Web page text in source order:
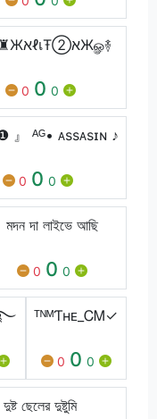
รℱΣ♜ЖאℓเŦ➁אЖௐ࿈
0 0 0
』 ᴬᴳ• ᴀssᴀsɪɴ ♪
0 0 0
মদন দা লাইভে আছি
0 0 0
ᵀᴺᴹㅤƬʜᴇ_ᏟᎷㅤ✓
0 0 0
দুষ্ট ছেলের দুষ্টুমি